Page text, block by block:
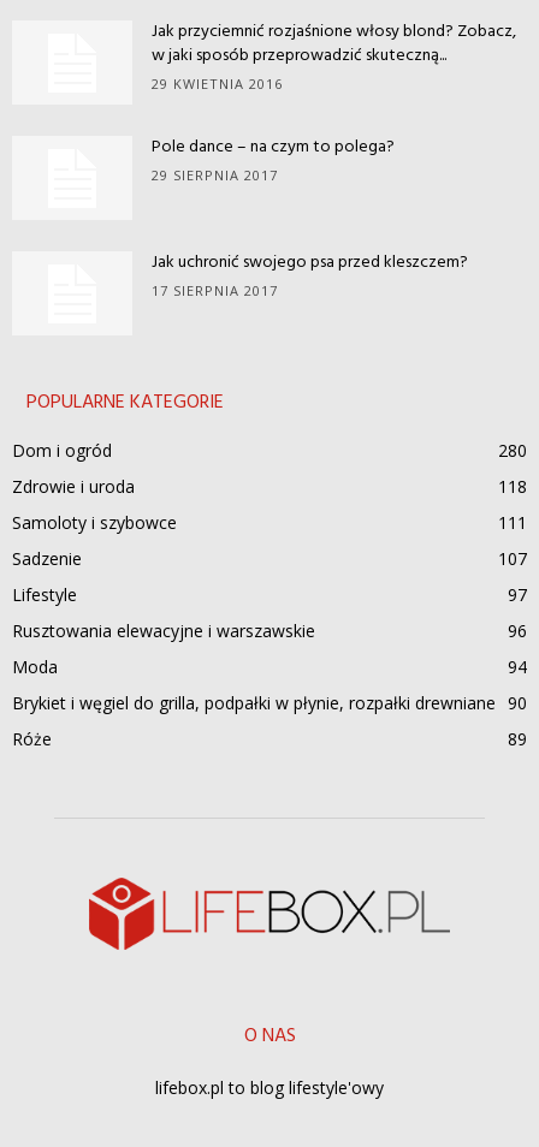
Jak przyciemnić rozjaśnione włosy blond? Zobacz,
w jaki sposób przeprowadzić skuteczną...
29 KWIETNIA 2016
Pole dance – na czym to polega?
29 SIERPNIA 2017
Jak uchronić swojego psa przed kleszczem?
17 SIERPNIA 2017
POPULARNE KATEGORIE
Dom i ogród
280
Zdrowie i uroda
118
Samoloty i szybowce
111
Sadzenie
107
Lifestyle
97
Rusztowania elewacyjne i warszawskie
96
Moda
94
Brykiet i węgiel do grilla, podpałki w płynie, rozpałki drewniane 90
Róże
89
O NAS
lifebox.pl to blog lifestyle'owy